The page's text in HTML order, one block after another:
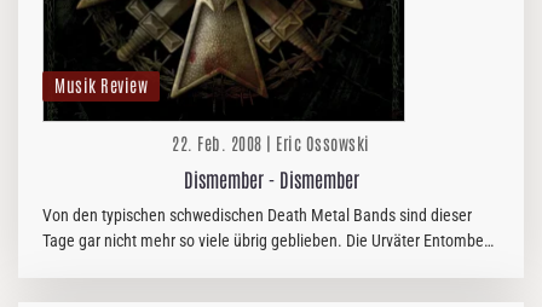
Musik Review
22. Feb. 2008 | Eric Ossowski
Dismember - Dismember
Von den typischen schwedischen Death Metal Bands sind dieser
Tage gar nicht mehr so viele übrig geblieben. Die Urväter Entombed